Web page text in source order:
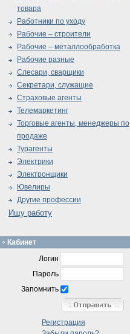
товара
Работники по уходу
Рабочие – строители
Рабочие – металлообработка
Рабочие разные
Слесари, сварщики
Секретари, служащие
Страховые агенты
Телемаркетинг
Торговые агенты, менеджеры по
продаже
Турагенты
Электрики
Электронщики
Ювелиры
Другие профессии
Ищу работу
Кабинет
Логин
Пароль
Запомнить
Регистрация